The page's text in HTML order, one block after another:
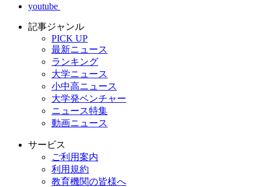
youtube
記事ジャンル
PICK UP
最新ニュース
ランキング
大学ニュース
小中高ニュース
大学発ベンチャー
ニュース特集
動画ニュース
サービス
ご利用案内
利用規約
教育機関の皆様へ